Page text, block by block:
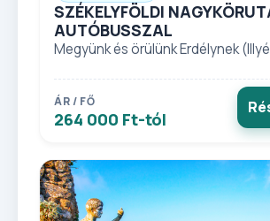
SZÉKELYFÖLDI
AUTÓBUSSZAL
Megyünk és örülünk Erdélynek
ÁR / FŐ
264 000 Ft-tól